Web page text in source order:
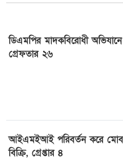
টেকসই
প্রথম
‘মানুষ
ডিএমপির মাদকবিরোধী অভিযানে
গ্রেফতার ২৬
আইএমইআই পরিবর্তন করে
বিক্রি, গ্রেপ্তার ৪